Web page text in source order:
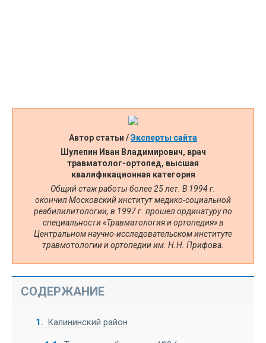
Автор статьи /Эксперты сайта
Шулепин Иван Владимирович, врач
травматолог-ортопед, высшая
квалификационная категория
Общий стаж работы более 25 лет. В 1994 г.
окончил Московский институт медико-социальной
реабилилитологии, в 1997 г. прошел ординатуру по
специальности «Травматология и ортопедия» в
Центральном научно-исследовательском институте
травмотологии и ортопедии им. Н.Н. Прифова.
СОДЕРЖАНИЕ
1 Калининский район